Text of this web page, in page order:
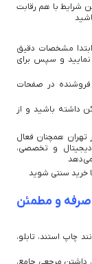
شرایط با هم رقابت
مشخصات دقیق
نمایید و سپس برای
در صفحات
داشته باشید و از
همچنان فعال
و تخصصی،
می‌دهد
خرید سنتی شوید
و مطمئن
چاپ استند، تابلو،
داشتن مرجعی جامع،